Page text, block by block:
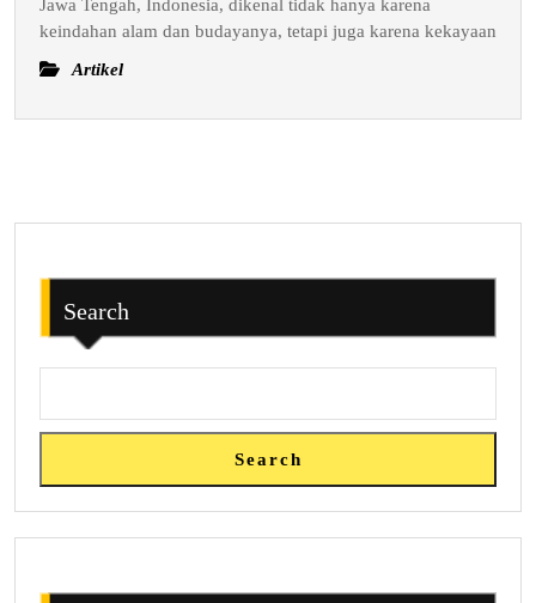
Liburan
Jawa Tengah, Indonesia, dikenal tidak hanya karena
keindahan alam dan budayanya, tetapi juga karena kekayaan
Artikel
Search
Search